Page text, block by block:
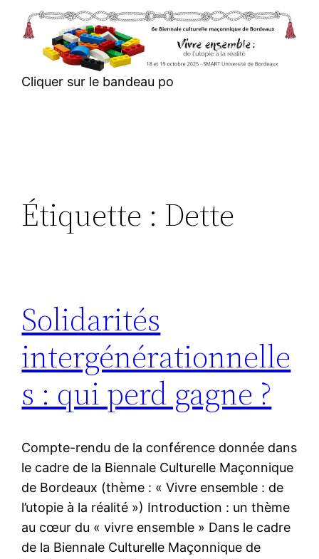
Aller
contenu
Cliquer sur le bandeau po
Étiquette : Dette
Solidarités
intergénérationnelle
s : qui perd gagne ?
Compte-rendu de la conférence donnée dans
le cadre de la Biennale Culturelle Maçonnique
de Bordeaux (thème : « Vivre ensemble : de
l’utopie à la réalité ») Introduction : un thème
au cœur du « vivre ensemble » Dans le cadre
de la Biennale Culturelle Maçonnique de